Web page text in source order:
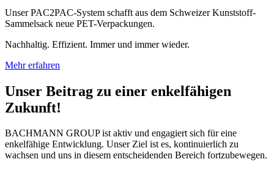
Unser PAC2PAC-System schafft aus dem Schweizer Kunststoff-
Sammelsack neue PET-Verpackungen.
Nachhaltig. Effizient. Immer und immer wieder.
Mehr erfahren
Unser Beitrag zu einer enkelfähigen
Zukunft!
BACHMANN GROUP ist aktiv und engagiert sich für eine
enkelfähige Entwicklung. Unser Ziel ist es, kontinuierlich zu
wachsen und uns in diesem entscheidenden Bereich fortzubewegen.